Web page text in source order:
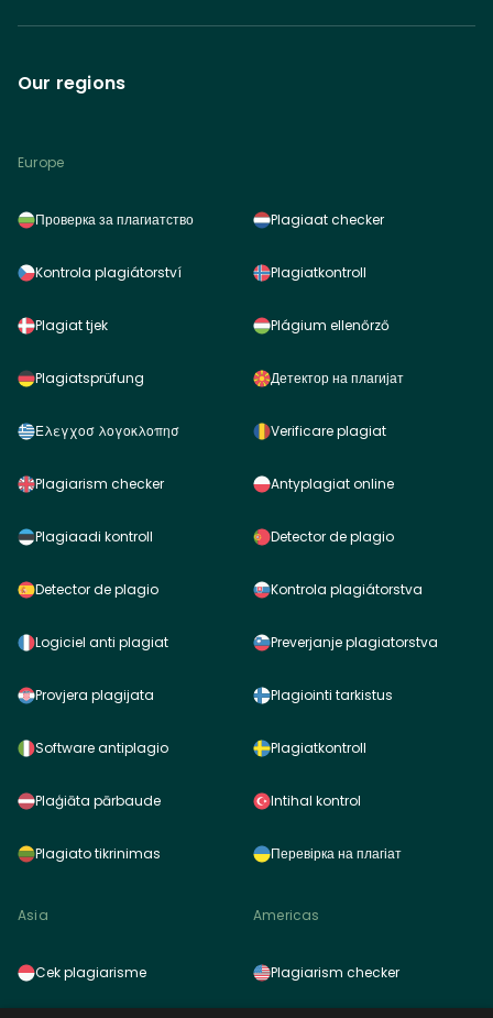
Our regions
Europe
Проверка за плагиатство
Kontrola plagiátorství
Plagiat tjek
Plagiatsprüfung
Ελεγχοσ λογοκλοπησ
Plagiarism checker
Plagiaadi kontroll
Detector de plagio
Logiciel anti plagiat
Provjera plagijata
Software antiplagio
Plaģiāta pārbaude
Plagiato tikrinimas
Plagiaat checker
Plagiatkontroll
Plágium ellenőrző
Детектор на плагијат
Verificare plagiat
Antyplagiat online
Detector de plagio
Kontrola plagiátorstva
Preverjanje plagiatorstva
Plagiointi tarkistus
Plagiatkontroll
Intihal kontrol
Перевірка на плагіат
Asia
Cek plagiarisme
Americas
Plagiarism checker